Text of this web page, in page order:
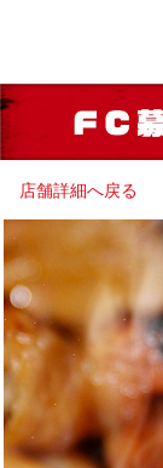
店舗詳細へ戻る